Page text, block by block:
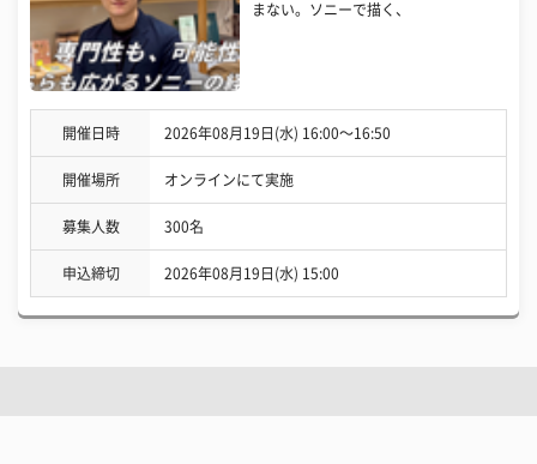
まない。ソニーで描く、
開催日時 2026年08月19日(水) 16:00〜16:50
開催場所 オンラインにて実施
募集人数 300名
申込締切 2026年08月19日(水) 15:00